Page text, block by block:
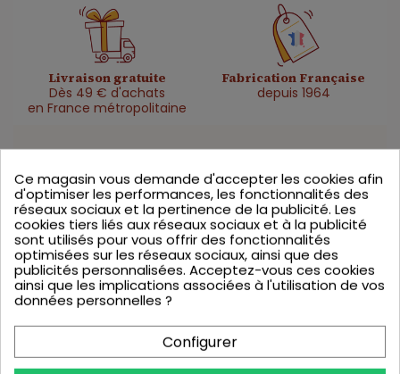
Livraison gratuite
Dès 49 € d'achats
en France métropolitaine
Fabrication Française
depuis 1964
Ingrédients : Farine de BLE* (39%), fourrage fraise
(18%) (sirop de glucose-fructose, fraise 35%, sucre,
agent gélifiant : pectine, alginate de sodium,
correcteur d'acidité : acide citrique, antioxydant :
E341 (iii), émulsifiant : E450, colorant : concentré de
sureau, arômes, conservateur : E202), sucre*, BEURRE,
OEUFS*, sel*, poudres à lever : carbonates
(contient BLE), colorant : rouge de betterave*.
Traces éventuelles de FRUITS A COQUE.
Ce magasin vous demande d'accepter les cookies afin
d'optimiser les performances, les fonctionnalités des
réseaux sociaux et la pertinence de la publicité. Les
cookies tiers liés aux réseaux sociaux et à la publicité
sont utilisés pour vous offrir des fonctionnalités
optimisées sur les réseaux sociaux, ainsi que des
publicités personnalisées. Acceptez-vous ces cookies
ainsi que les implications associées à l'utilisation de vos
données personnelles ?
Configurer